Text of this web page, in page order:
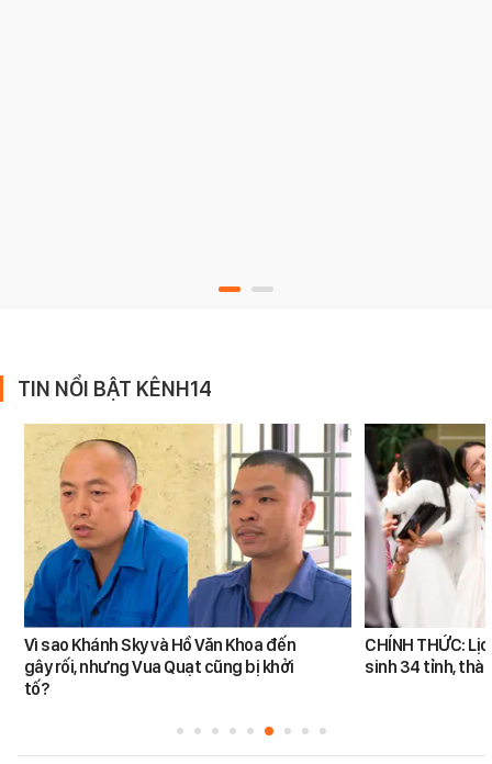
TIN NỔI BẬT KÊNH14
Vì sao Khánh Sky và Hồ Văn Khoa đến
gây rối, nhưng Vua Quạt cũng bị khởi
tố?
CHÍNH THỨC:
sinh 34 tỉnh,